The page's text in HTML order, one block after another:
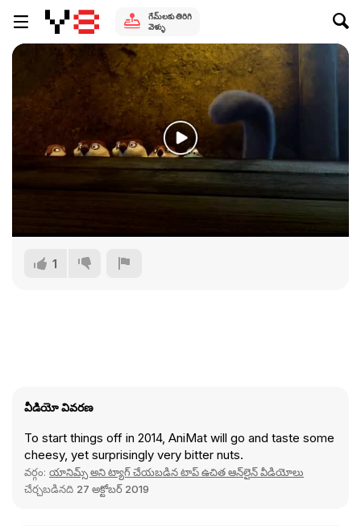
గేమ్‌లకు తిరిగి
వెళ్ళు
1
వీడియో వివరణ
To start things off in 2014, AniMat will go and taste some
cheesy, yet surprisingly very bitter nuts.
వర్గం: యానిమ్స్ అని ట్యాగ్ చేయబడిన టాప్ ఉచిత ఆన్‌లైన్ వీడియోలు
చేర్చబడినది 27 అక్టోబర్ 2019